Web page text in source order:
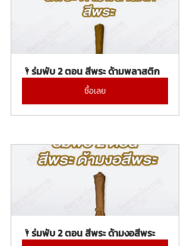
🌂ร่มพับ 2 ตอน สีพระ ด้ามพลาสติก
ซื้อเลย
🌂ร่มพับ 2 ตอน สีพระ ด้ามงอสีพระ